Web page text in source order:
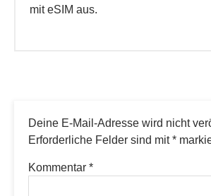
mit eSIM aus.
Deine E-Mail-Adresse wird nicht
Erforderliche Felder sind mit*
Kommentar *